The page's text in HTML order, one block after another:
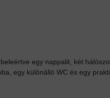
egy nappalit, két
egy különálló WC és egy